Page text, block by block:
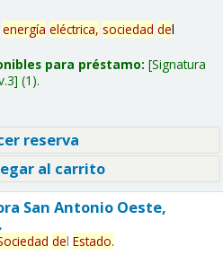
energía eléctrica, sociedad del
para préstamo: Signatura
(1).
reserva
al carrito
San Antonio Oeste,
del Estado.